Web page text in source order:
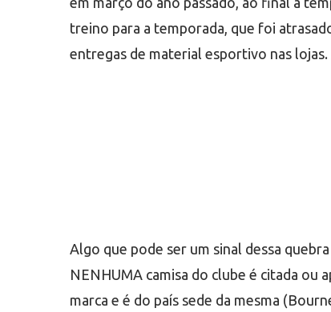
treino para a temporada, que foi
entregas de material esportivo nas
Algo que pode ser um sinal dessa
NENHUMA camisa do clube é citada ou
marca e é do país sede da mesma